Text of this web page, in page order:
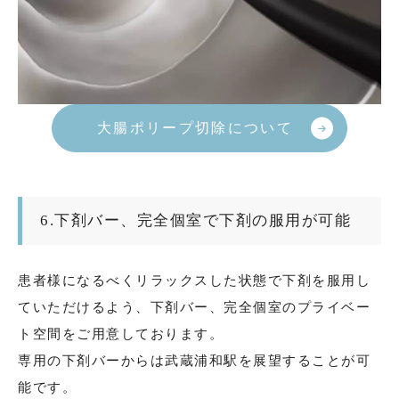
大腸ポリープ切除について
6.下剤バー、完全個室で下剤の服用が可能
患者様になるべくリラックスした状態で下剤を服用し
ていただけるよう、下剤バー、完全個室のプライベー
ト空間をご用意しております。
専用の下剤バーからは武蔵浦和駅を展望することが可
能です。